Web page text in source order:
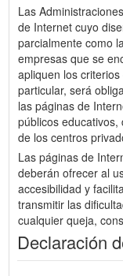
Las
de Internet cuyo
parcialmente como
empresas que se
apliquen los
particular, será
las páginas de
públicos
de los centros
Las páginas de
deberán ofrecer al
accesibilidad y
transmitir las
cualquier queja,
Declaración